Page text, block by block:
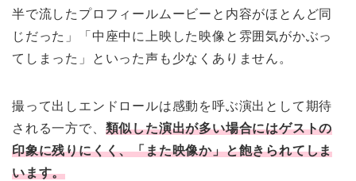
半で流したプロフィールムービーと内容がほとんど同
じだった」「中座中に上映した映像と雰囲気がかぶっ
てしまった」といった声も少なくありません。
撮って出しエンドロールは感動を呼ぶ演出として期待
される一方で、 類似した演出が多い場合にはゲストの
印象に残りにくく、「また映像か」と飽きられてしま
います。